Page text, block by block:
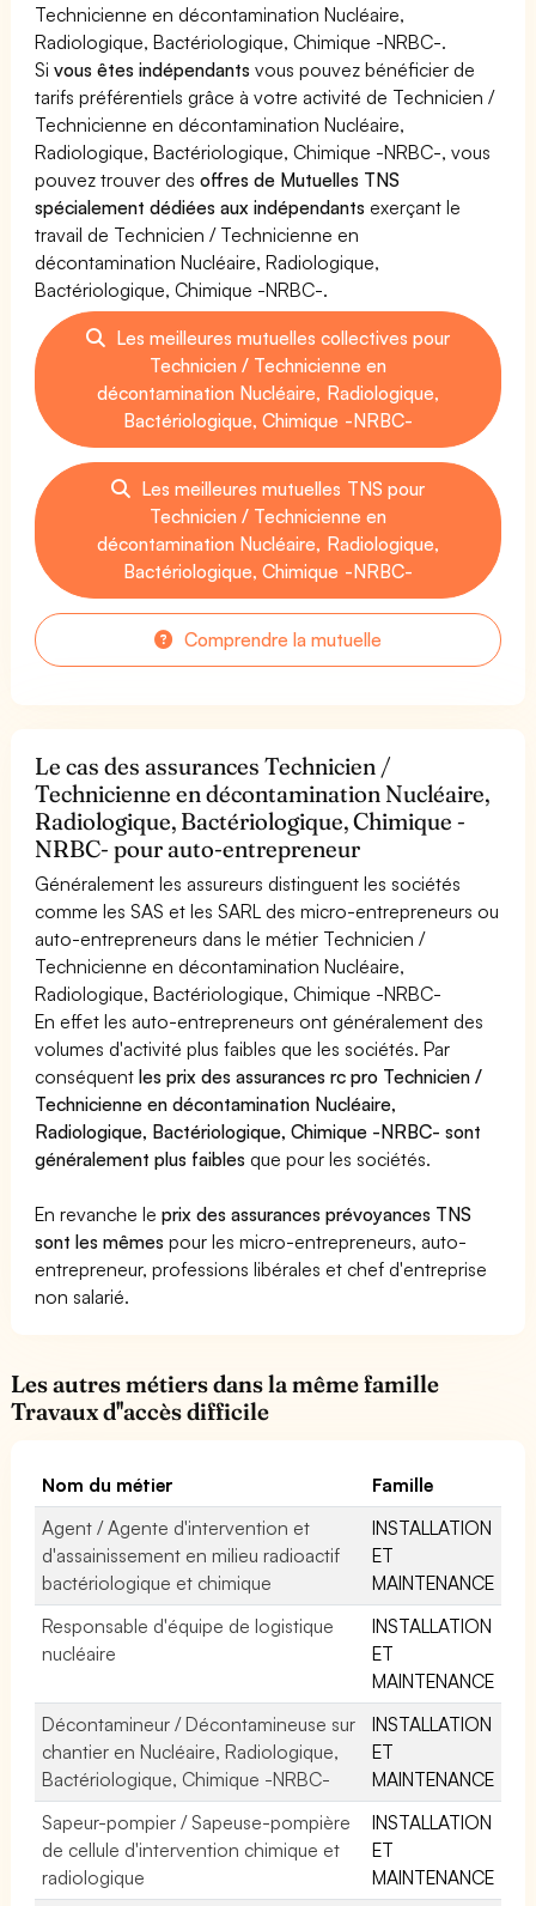
Technicienne en décontamination Nucléaire,
Radiologique, Bactériologique, Chimique -NRBC-.
Sivous êtes indépendants vous pouvez bénéficier de
tarifs préférentiels grâce à votre activité de Technicien /
Technicienne en décontamination Nucléaire,
Radiologique, Bactériologique, Chimique -NRBC-, vous
pouvez trouver desoffres de Mutuelles TNS
spécialement dédiées aux indépendants exerçant le
travail de Technicien / Technicienne en
décontamination Nucléaire, Radiologique,
Bactériologique, Chimique -NRBC-.
Les meilleures mutuelles collectives pour
Technicien / Technicienne en
décontamination Nucléaire, Radiologique,
Bactériologique, Chimique -NRBC-
Les meilleures mutuelles TNS pour
Technicien / Technicienne en
décontamination Nucléaire, Radiologique,
Bactériologique, Chimique -NRBC-
Comprendre la mutuelle
Le cas des assurances Technicien /
Technicienne en décontamination Nucléaire,
Radiologique, Bactériologique, Chimique -
NRBC- pour auto-entrepreneur
Généralement les assureurs distinguent les sociétés
comme les SAS et les SARL des micro-entrepreneurs ou
auto-entrepreneurs dans le métier Technicien /
Technicienne en décontamination Nucléaire,
Radiologique, Bactériologique, Chimique -NRBC-
En effet les auto-entrepreneurs ont généralement des
volumes d'activité plus faibles que les sociétés. Par
conséquentles prix des assurances rc pro Technicien /
Technicienne en décontamination Nucléaire,
Radiologique, Bactériologique, Chimique -NRBC- sont
généralement plus faibles que pour les sociétés.
En revanche leprix des assurances prévoyances TNS
sont les mêmes pour les micro-entrepreneurs, auto-
entrepreneur, professions libérales et chef d'entreprise
non salarié.
Les autres métiers dans la même famille
Travaux d''accès difficile
Nom du métier
Famille
Agent / Agente d'intervention et
d'assainissement en milieu radioactif
bactériologique et chimique
INSTALLATION
ET
MAINTENANCE
Responsable d'équipe de logistique
nucléaire
INSTALLATION
ET
MAINTENANCE
Décontamineur / Décontamineuse sur
chantier en Nucléaire, Radiologique,
Bactériologique, Chimique -NRBC-
INSTALLATION
ET
MAINTENANCE
Sapeur-pompier / Sapeuse-pompière
de cellule d'intervention chimique et
radiologique
INSTALLATION
ET
MAINTENANCE